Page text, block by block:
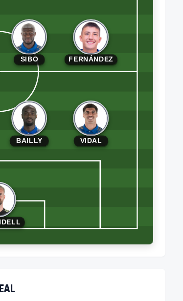
BAILLY VIDAL
SIBO FERNÁNDEZ